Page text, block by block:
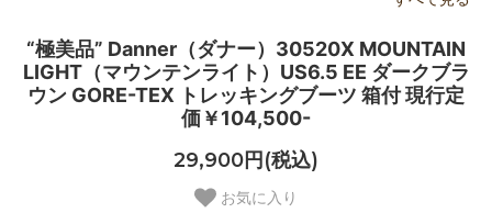
“極美品” Danner（ダナー）30520X MOUNTAIN
LIGHT（マウンテンライト）US6.5 EE ダークブラ
ウン GORE-TEX トレッキングブーツ 箱付 現行定
価￥104,500-
29,900円(税込)
お気に入り